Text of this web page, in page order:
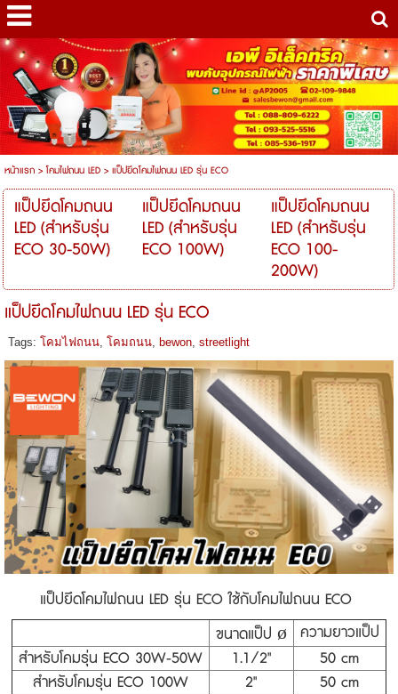
หน้าแรก>โคมไฟถนน LED> แป็ปยึดโคมไฟถนน LED รุ่น ECO
แป็ปยึดโคมถนน
LED (สำหรับรุ่น
ECO 30-50W)
แป็ปยึดโคมถนน
LED (สำหรับรุ่น
ECO 100W)
แป็ปยึดโคมถนน
LED (สำหรับรุ่น
ECO 100-
200W)
แป็ปยึดโคมไฟถนน LED รุ่น ECO
Tags: โคมไฟถนน, โคมถนน, bewon, streetlight
แป็ปยึดโคมไฟถนน LED รุ่น ECO ใช้กับโคมไฟถนน ECO
ขนาดแป็ป ø
ความยาวแป็ป
สำหรับโคมรุ่น ECO 30W-50W
1.1/2"
50 cm
สำหรับโคมรุ่น ECO 100W
2"
50 cm